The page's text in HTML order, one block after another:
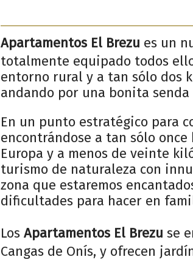
Apartamentos El Brezu es un
totalmente equipado todos
entorno rural y a tan sólo dos
andando por una bonita
En un punto estratégico para
encontrándose a tan sólo
Europa y a menos de veinte
turismo de naturaleza con
zona que estaremos
dificultades para hacer en
Los Apartamentos El Brezu se
Cangas de Onís, y ofrecen